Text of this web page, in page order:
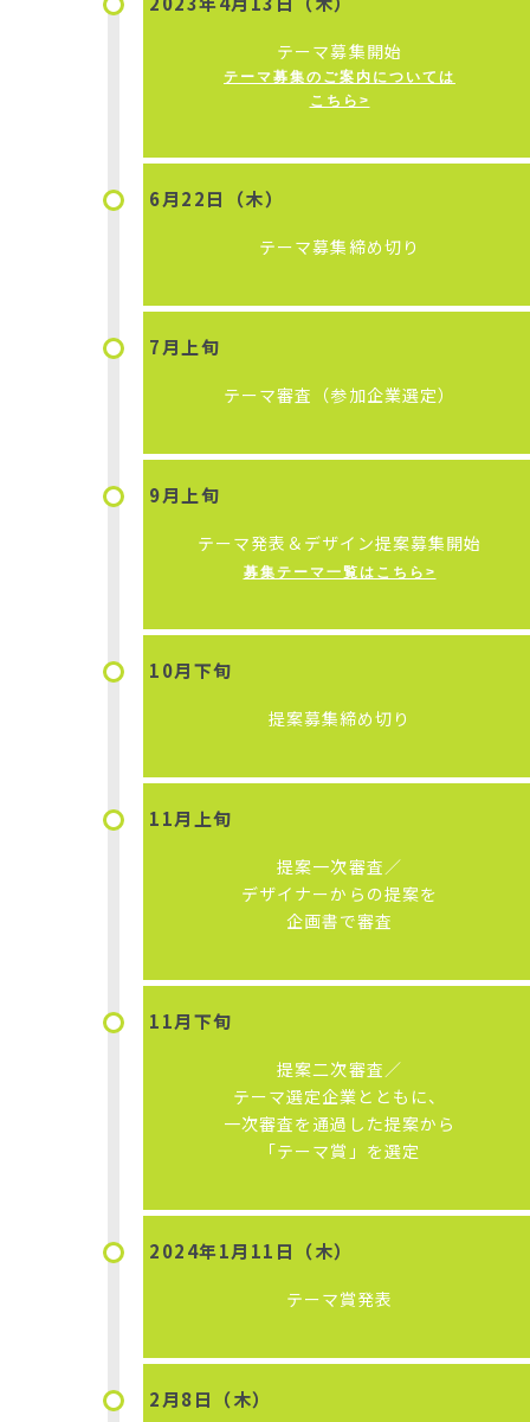
テーマ募集開始
テーマ募集のご案内については
こちら>
6月22日（木）
テーマ募集締め切り
7月上旬
テーマ審査（参加企業選定）
9月上旬
テーマ発表＆デザイン提案募集開始
募集テーマ一覧はこちら>
10月下旬
提案募集締め切り
11月上旬
提案一次審査 ／
デザイナーからの提案を
企画書で審査
11月下旬
提案二次審査 ／
テーマ選定企業とともに、
一次審査を通過した提案から
「テーマ賞」を選定
2024年1月11日（木）
テーマ賞発表
2月8日（木）